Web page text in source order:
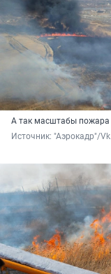
А так масштабы пожара
Источник: "Аэрокадр"/